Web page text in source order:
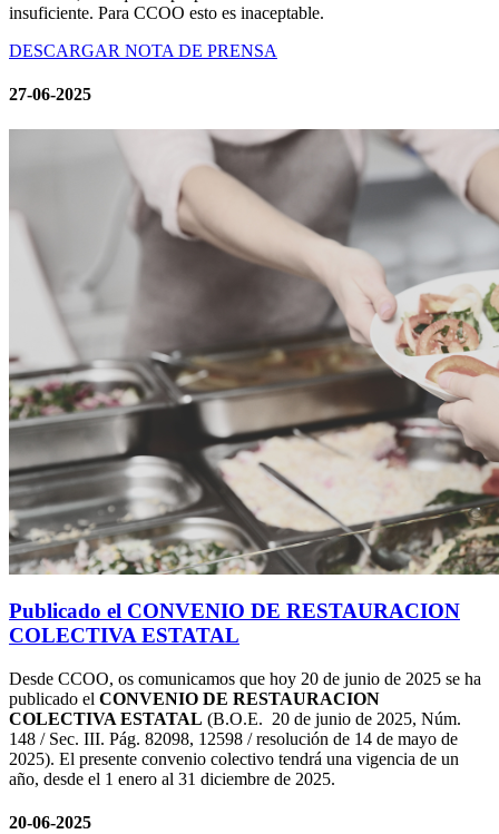
insuficiente. Para CCOO esto es inaceptable.
DESCARGAR NOTA DE PRENSA
27-06-2025
Publicado el CONVENIO DE RESTAURACION
COLECTIVA ESTATAL
Desde CCOO, os comunicamos que hoy 20 de junio de 2025 se ha
publicado el CONVENIO DE RESTAURACION
COLECTIVA ESTATAL (B.O.E. 20 de junio de 2025, Núm.
148 / Sec. III. Pág. 82098, 12598 / resolución de 14 de mayo de
2025). El presente convenio colectivo tendrá una vigencia de un
año, desde el 1 enero al 31 diciembre de 2025.
20-06-2025